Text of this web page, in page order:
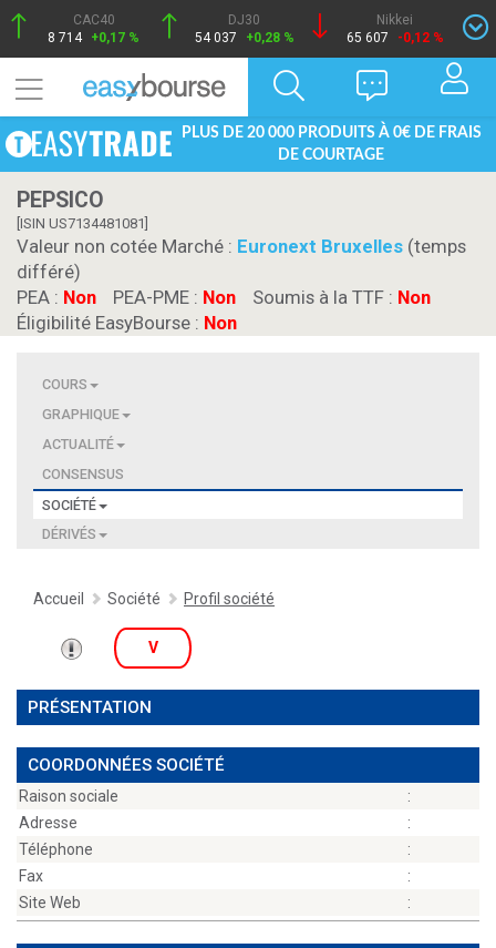
CAC40
8 714 +0,17 %
DJ30
54 037
+0,28 %
Nikkei
65 607
-0,12 %
PLUS DE 20 000 PRODUITS À 0€ DE FRAIS
DE COURTAGE
PEPSICO
[ISIN US7134481081]
Valeur non cotée Marché : Euronext Bruxelles (temps
différé)
PEA : Non PEA-PME : Non Soumis à la TTF : Non
Éligibilité EasyBourse : Non
COURS
GRAPHIQUE
ACTUALITÉ
CONSENSUS
SOCIÉTÉ
DÉRIVÉS
Accueil Société Profil société
V
PRÉSENTATION
COORDONNÉES SOCIÉTÉ
Raison sociale
:
Adresse
:
Téléphone
:
Fax
:
Site Web
: